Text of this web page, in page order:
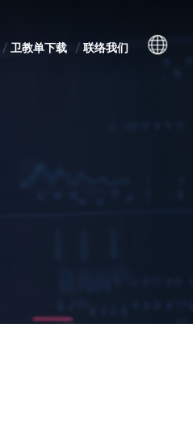
卫教单下载 联络我们